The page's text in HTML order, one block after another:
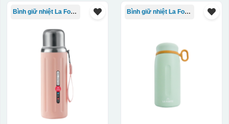
Bình giữ nhiệt La Fonte Bình giữ nhiệt La Fonte